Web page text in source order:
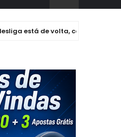
de volta, com novas e antigas